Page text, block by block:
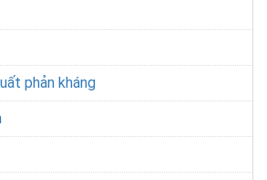
phản kháng